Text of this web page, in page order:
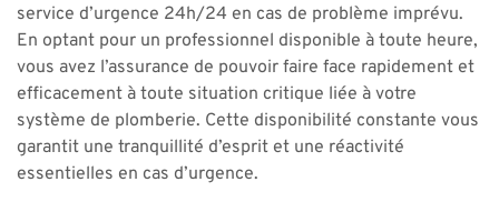
service d’urgence 24h/24 en cas de problème imprévu.
En optant pour un professionnel disponible à toute heure,
vous avez l’assurance de pouvoir faire face rapidement et
efficacement à toute situation critique liée à votre
système de plomberie. Cette disponibilité constante vous
garantit une tranquillité d’esprit et une réactivité
essentielles en cas d’urgence.